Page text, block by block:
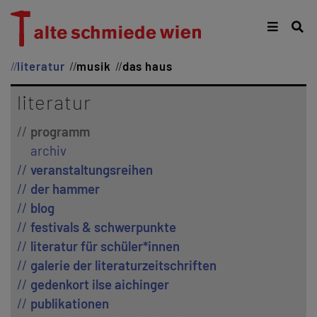
literatur musik das haus
literatur
programm
archiv
veranstaltungsreihen
der hammer
blog
festivals & schwerpunkte
literatur für schüler*innen
galerie der literaturzeitschriften
gedenkort ilse aichinger
publikationen